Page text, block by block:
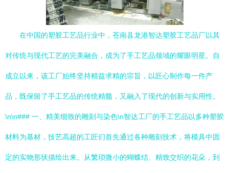
在中国的塑胶工艺品行业中，苍南县龙港智达塑胶工艺品厂以其
对传统与现代工艺的完美融合，成为了手工艺品领域的耀眼明星。自
成立以来，该工厂始终坚持精益求精的宗旨，以匠心制作每一件产
品，既保留了手工艺品的传统精髓，又融入了现代的创新与实用性。
\n\n### 一、精美细致的雕刻与染色\n智达工厂的手工艺品以多种塑胶
材料为基材，技艺高超的工匠们首先通过各种雕刻技术，将模具中固
定的实物形状描绘出来。从繁琐微小的蝴蝶结、精致交织的花朵，到